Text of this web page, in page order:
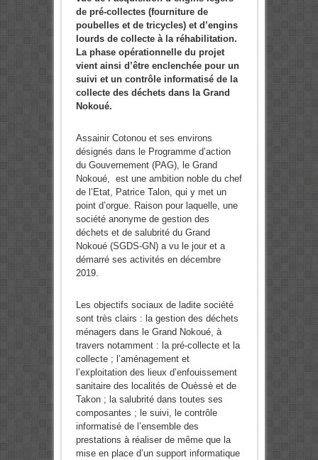
de pré-collectes (fourniture de
poubelles et de tricycles) et d’engins
lourds de collecte à la réhabilitation.
La phase opérationnelle du projet
vient ainsi d’être enclenchée pour un
suivi et un contrôle informatisé de la
collecte des déchets dans la Grand
Nokoué.
Assainir Cotonou et ses environs
désignés dans le Programme d’action
du Gouvernement (PAG), le Grand
Nokoué, est une ambition noble du chef
de l’Etat, Patrice Talon, qui y met un
point d’orgue. Raison pour laquelle, une
société anonyme de gestion des
déchets et de salubrité du Grand
Nokoué (SGDS-GN) a vu le jour et a
démarré ses activités en décembre
2019.
Les objectifs sociaux de ladite société
sont très clairs : la gestion des déchets
ménagers dans le Grand Nokoué, à
travers notamment : la pré-collecte et la
collecte ; l’aménagement et
l’exploitation des lieux d’enfouissement
sanitaire des localités de Ouèssè et de
Takon ; la salubrité dans toutes ses
composantes ; le suivi, le contrôle
informatisé de l’ensemble des
prestations à réaliser de même que la
mise en place d’un support informatique